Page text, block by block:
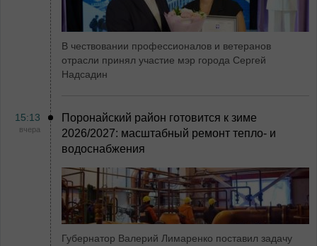
В чествовании профессионалов и ветеранов
отрасли принял участие мэр города Сергей
Надсадин
15:13
вчера
Поронайский район готовится к зиме
2026/2027: масштабный ремонт тепло- и
водоснабжения
Губернатор Валерий Лимаренко поставил задачу